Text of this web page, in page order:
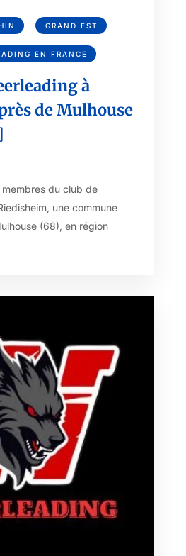
GRAND EST
EN FRANCE
à
de Mulhouse
du club de
une commune
(68), en région